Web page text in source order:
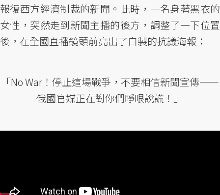
報復西方經濟制裁的新聞。此時，一名身著黑衣的
女性，突然走到新聞主播的後方，調整了一下位置
後，在全國直播鏡頭前亮出了自製的抗議海報：
「No War！停止這場戰爭，不要相信新聞宣傳——
俄國官媒正在對你們睜眼說謊！」